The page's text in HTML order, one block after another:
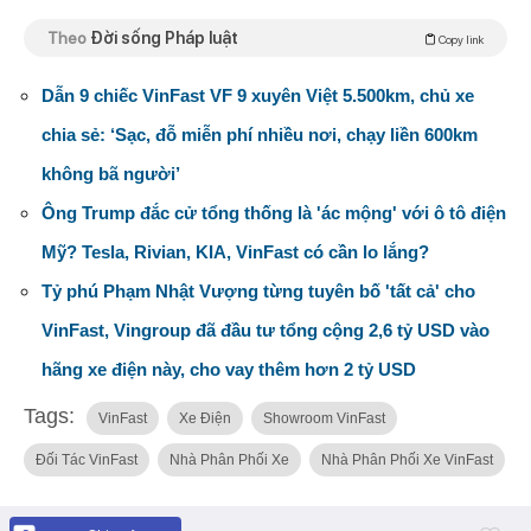
Theo Đời sống Pháp luật Copy link
Dẫn 9 chiếc VinFast VF 9 xuyên Việt 5.500km, chủ xe
chia sẻ: ‘Sạc, đỗ miễn phí nhiều nơi, chạy liền 600km
không bã người’
Ông Trump đắc cử tổng thống là 'ác mộng' với ô tô điện
Mỹ? Tesla, Rivian, KIA, VinFast có cần lo lắng?
Tỷ phú Phạm Nhật Vượng từng tuyên bố 'tất cả' cho
VinFast, Vingroup đã đầu tư tổng cộng 2,6 tỷ USD vào
hãng xe điện này, cho vay thêm hơn 2 tỷ USD
Tags: VinFast Xe Điện Showroom VinFast
Đối Tác VinFast Nhà Phân Phối Xe Nhà Phân Phối Xe VinFast